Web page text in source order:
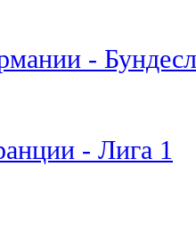
-
- Лига 1